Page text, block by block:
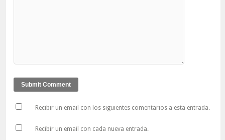
Recibir un email con los siguientes comentarios a esta entrada.
Recibir un email con cada nueva entrada.